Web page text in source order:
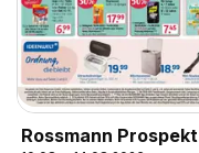
Rossmann Prospekt